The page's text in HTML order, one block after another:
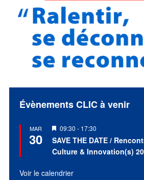
Évènements CLIC à venir
MAR
30
Mis
en
avant
09:30 - 17:30
SAVE THE DATE /
Culture & Innovation(s)
Voir le calendrier